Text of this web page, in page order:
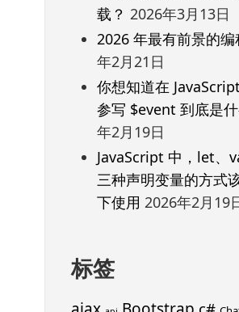
载？ 2026年3月13日
2026 年最有前景的编
年2月21日
你想知道在
参写 $event 到底是
年2月19日
JavaScript 中，let、
三种声明变量的方式
下使用 2026年2月19
标签